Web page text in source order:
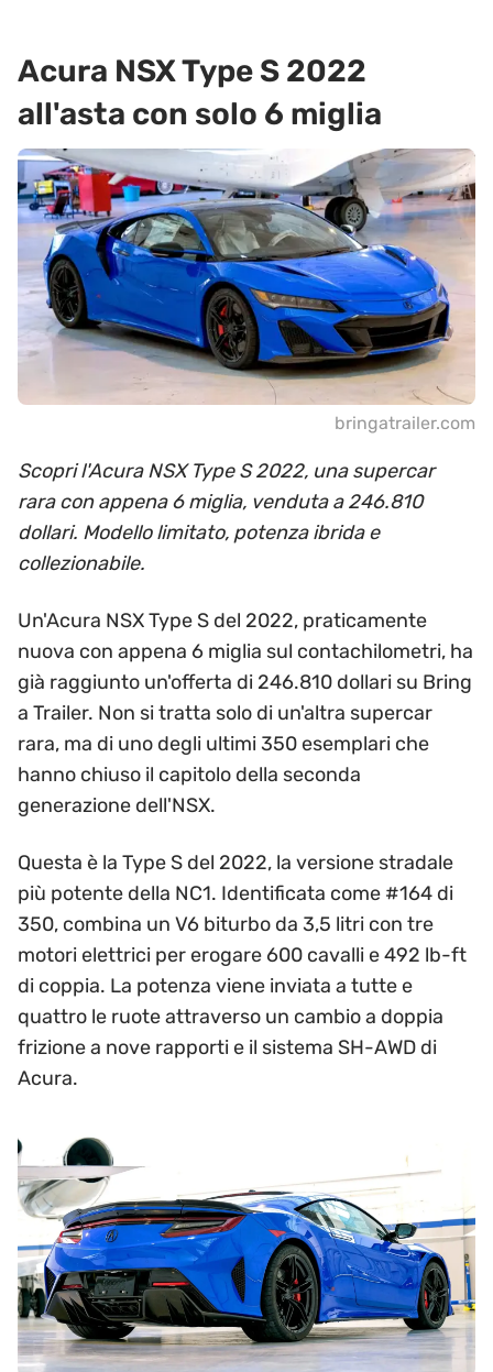
Acura NSX Type S 2022
all'asta con solo 6 miglia
bringatrailer.com
Scopri l'Acura NSX Type S 2022, una supercar
rara con appena 6 miglia, venduta a 246.810
dollari. Modello limitato, potenza ibrida e
collezionabile.
Un'Acura NSX Type S del 2022, praticamente
nuova con appena 6 miglia sul contachilometri, ha
già raggiunto un'offerta di 246.810 dollari su Bring
a Trailer. Non si tratta solo di un'altra supercar
rara, ma di uno degli ultimi 350 esemplari che
hanno chiuso il capitolo della seconda
generazione dell'NSX.
Questa è la Type S del 2022, la versione stradale
più potente della NC1. Identificata come #164 di
350, combina un V6 biturbo da 3,5 litri con tre
motori elettrici per erogare 600 cavalli e 492 lb-ft
di coppia. La potenza viene inviata a tutte e
quattro le ruote attraverso un cambio a doppia
frizione a nove rapporti e il sistema SH-AWD di
Acura.